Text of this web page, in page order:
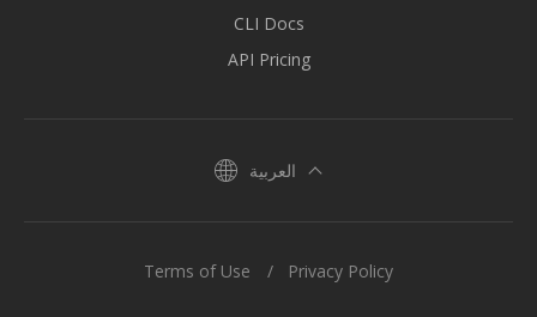
CLI Docs
API Pricing
العربية
Terms of Use Privacy Policy